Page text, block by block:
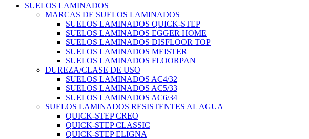
SUELOS LAMINADOS
MARCAS DE SUELOS LAMINADOS
SUELOS LAMINADOS QUICK-STEP
SUELOS LAMINADOS EGGER HOME
SUELOS LAMINADOS DISFLOOR TOP
SUELOS LAMINADOS MEISTER
SUELOS LAMINADOS FLOORPAN
DUREZA/CLASE DE USO
SUELOS LAMINADOS AC4/32
SUELOS LAMINADOS AC5/33
SUELOS LAMINADOS AC6/34
SUELOS LAMINADOS RESISTENTES AL AGUA
QUICK-STEP CREO
QUICK-STEP CLASSIC
QUICK-STEP ELIGNA